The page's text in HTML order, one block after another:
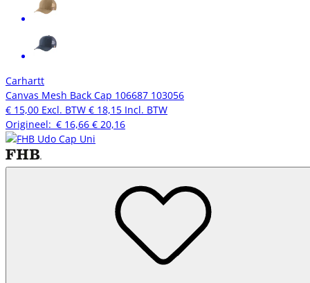
Carhartt
Canvas Mesh Back Cap 106687 103056
€ 15,00 Excl. BTW € 18,15 Incl. BTW
Origineel: € 16,66 € 20,16